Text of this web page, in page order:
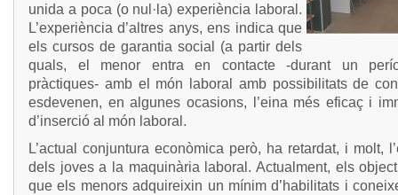
unida a poca (o nul·la) experiència laboral.
L’experiència d’altres anys, ens indica que
els cursos de garantia social (a partir dels
quals, el menor entra en contacte -durant un
pràctiques- amb el món laboral amb possibilitats de
esdevenen, en algunes ocasions, l’eina més eficaç i
d’inserció al món laboral.
L’actual conjuntura econòmica però, ha retardat, i molt,
dels joves a la maquinària laboral. Actualment, els
que els menors adquireixin un mínim d’habilitats i